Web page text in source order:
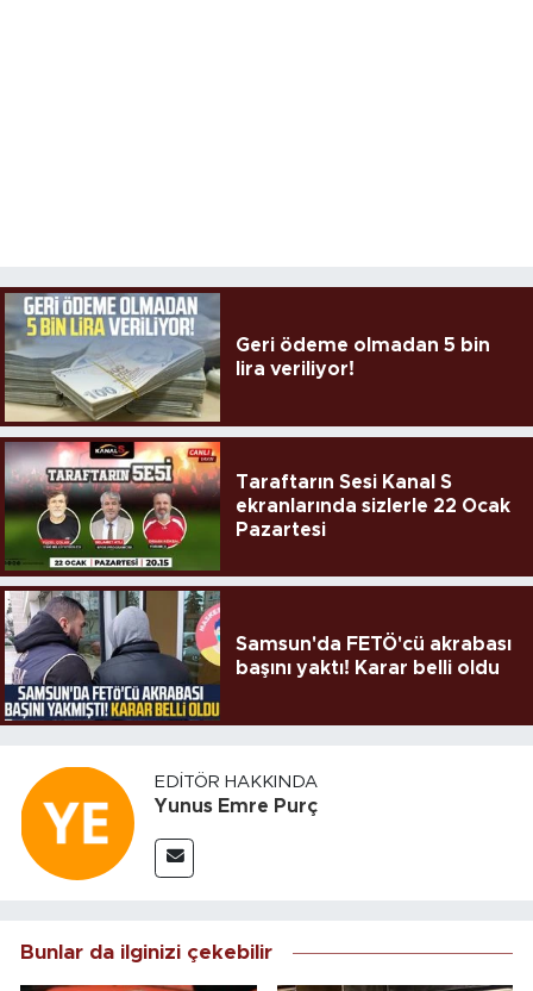
Geri ödeme olmadan 5 bin
lira veriliyor!
Taraftarın Sesi Kanal S
ekranlarında sizlerle 22 Ocak
Pazartesi
Samsun'da FETÖ'cü akrabası
başını yaktı! Karar belli oldu
EDITÖR HAKKINDA
Yunus Emre Purç
Bunlar da ilginizi çekebilir